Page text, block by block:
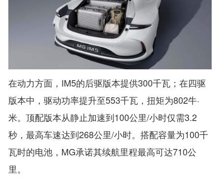
在动力方面，IM5的后驱版本提供300千瓦；在四驱
版本中，驱动功率提升至553千瓦，扭矩为802牛·
米。顶配版本从静止加速到100公里/小时仅需3.2
秒，最高车速达到268公里/小时。搭配容量为100千
瓦时的电池，MG承诺其续航里程最高可达710公
里。